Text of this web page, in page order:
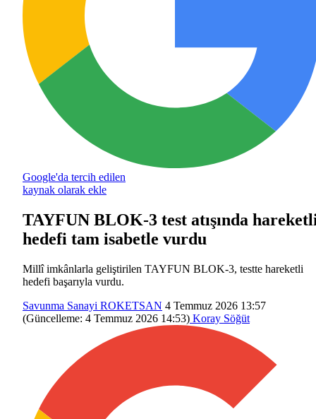
Google'da tercih edilen
kaynak olarak ekle
TAYFUN BLOK-3 test atışında
hedefi tam isabetle vurdu
Millî imkânlarla geliştirilen TAYFUN BLOK-3, testte hareketli
hedefi başarıyla vurdu.
Savunma Sanayi ROKETSAN 4 Temmuz 2026 13:57
(Güncelleme: 4 Temmuz 2026 14:53) Koray Söğüt